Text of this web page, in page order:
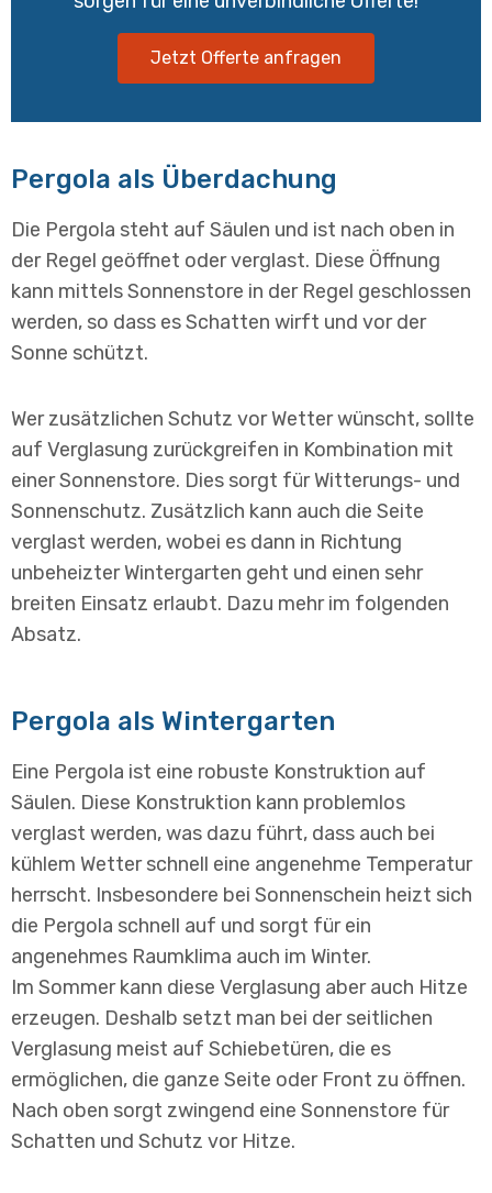
Jetzt Offerte anfragen
Pergola als Überdachung
Die Pergola steht auf Säulen und ist nach oben in
der Regel geöffnet oder verglast. Diese Öffnung
kann mittels Sonnenstore in der Regel geschlossen
werden, so dass es Schatten wirft und vor der
Sonne schützt.
Wer zusätzlichen Schutz vor Wetter wünscht, sollte
auf Verglasung zurückgreifen in Kombination mit
einer Sonnenstore. Dies sorgt für Witterungs- und
Sonnenschutz. Zusätzlich kann auch die Seite
verglast werden, wobei es dann in Richtung
unbeheizter Wintergarten geht und einen sehr
breiten Einsatz erlaubt. Dazu mehr im folgenden
Absatz.
Pergola als Wintergarten
Eine Pergola ist eine robuste Konstruktion auf
Säulen. Diese Konstruktion kann problemlos
verglast werden, was dazu führt, dass auch bei
kühlem Wetter schnell eine angenehme Temperatur
herrscht. Insbesondere bei Sonnenschein heizt sich
die Pergola schnell auf und sorgt für ein
angenehmes Raumklima auch im Winter.
Im Sommer kann diese Verglasung aber auch Hitze
erzeugen. Deshalb setzt man bei der seitlichen
Verglasung meist auf Schiebetüren, die es
ermöglichen, die ganze Seite oder Front zu öffnen.
Nach oben sorgt zwingend eine Sonnenstore für
Schatten und Schutz vor Hitze.